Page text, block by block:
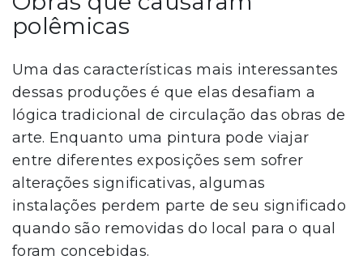
polêmicas
Uma das características mais interessantes
dessas produções é que elas desafiam a
lógica tradicional de circulação das obras de
arte. Enquanto uma pintura pode viajar
entre diferentes exposições sem sofrer
alterações significativas, algumas
instalações perdem parte de seu significado
quando são removidas do local para o qual
foram concebidas.